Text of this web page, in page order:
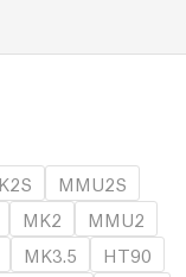
MMU2S
MK2
MMU2
MK3.5
HT90